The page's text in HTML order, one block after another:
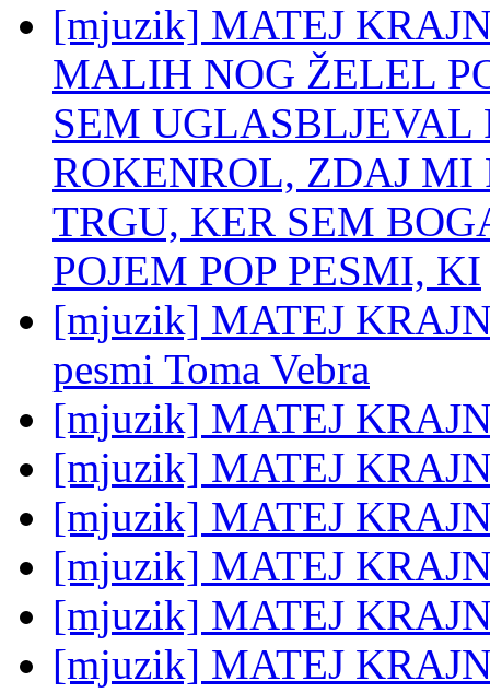
[mjuzik] MATEJ
MALIH NOG ŽELEL
SEM
ROKENROL, ZDAJ MI
TRGU, KER SEM
POJEM POP PESMI, KI
[mjuzik] MATEJ
pesmi Toma Vebra
[mjuzik] MATEJ
[mjuzik] MATEJ
[mjuzik] MATEJ
[mjuzik] MATEJ
[mjuzik] MATEJ
[mjuzik] MATEJ